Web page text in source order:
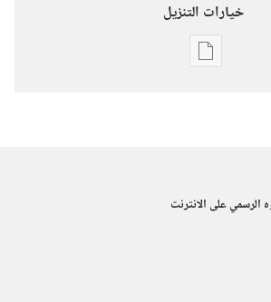
خيارات التنزيل
خيارات
يوليو‏
الرسمي على الانترنت